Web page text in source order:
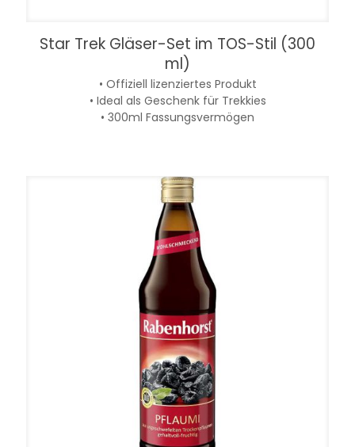
Star Trek Gläser-Set im TOS-Stil (300
ml)
• Offiziell lizenziertes Produkt
• Ideal als Geschenk für Trekkies
• 300ml Fassungsvermögen